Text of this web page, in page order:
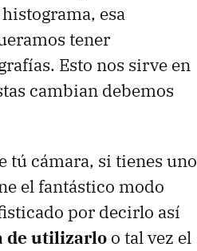
esa
tener
Esto nos sirve en
cambian debemos
tú cámara, si tienes uno
el fantástico modo
por decirlo así
de utilizarlo o tal vez el